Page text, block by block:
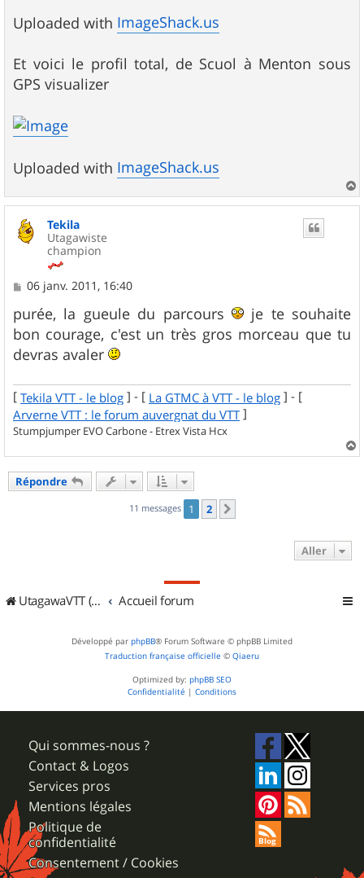
Uploaded with ImageShack.us
Et voici le profil total, de Scuol à Menton sous
GPS visualizer
Uploaded with ImageShack.us
a
Tekila
Utagawiste
champion
M
s
s
a
g
e
06 janv. 2011, 16:40
purée, la gueule du parcours
je te souhaite
bon courage, c'est un très gros morceau que tu
devras avaler
[ Tekila VTT - le blog ] - [ La GTMC à VTT - le blog ] - [
Arverne VTT : le forum auvergnat du VTT ]
Stumpjumper EVO Carbone - Etrex Vista Hcx
a
Répondre
11 messages 1 2
Aller
UtagawaVTT (Randos VTT et VTTAE avec traces GPS) Accueil forum
Développé par phpBB® Forum Software © phpBB Limited
Traduction française officielle © Qiaeru
Optimized by: phpBB SEO
Confidentialité | Conditions
Qui sommes-nous ?
Contact & Logos
Services pros
Mentions légales
Politique de
confidentialité
Consentement / Cookies